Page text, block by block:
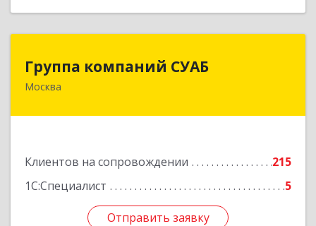
Группа компаний СУАБ
Москва
Клиентов на сопровождении
215
1С:Специалист
5
Отправить заявку
Группа компаний СУАБ
105082, Москва г, Почтовая Б. ул, дом 36, стр.9,
Отправить заявку